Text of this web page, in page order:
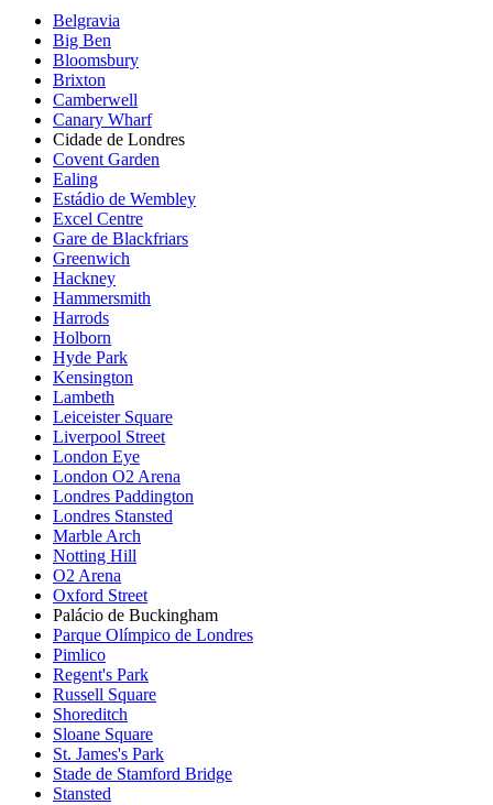
Belgravia
Big Ben
Bloomsbury
Brixton
Camberwell
Canary Wharf
Cidade de Londres
Covent Garden
Ealing
Estádio de Wembley
Excel Centre
Gare de Blackfriars
Greenwich
Hackney
Hammersmith
Harrods
Holborn
Hyde Park
Kensington
Lambeth
Leiceister Square
Liverpool Street
London Eye
London O2 Arena
Londres Paddington
Londres Stansted
Marble Arch
Notting Hill
O2 Arena
Oxford Street
Palácio de Buckingham
Parque Olímpico de Londres
Pimlico
Regent's Park
Russell Square
Shoreditch
Sloane Square
St. James's Park
Stade de Stamford Bridge
Stansted